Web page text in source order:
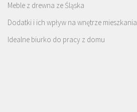
Meble z drewna ze Śląska
Dodatki i ich wpływ na wnętrze mieszkania
Idealne biurko do pracy z domu